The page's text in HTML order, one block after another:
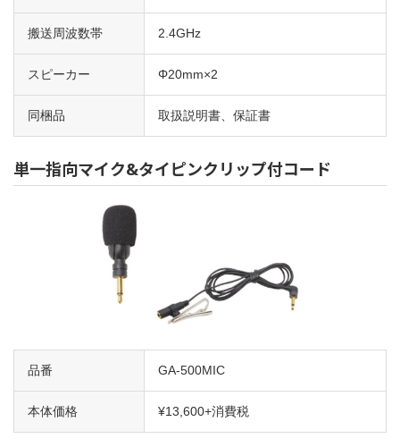
搬送周波数帯 2.4GHz
スピーカー Φ20mm×2
同梱品 取扱説明書、保証書
単一指向マイク&タイピンクリップ付コード
品番 GA-500MIC
本体価格 ¥13,600+消費税